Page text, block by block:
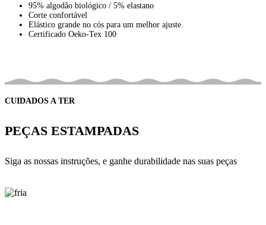
95% algodão biológico / 5% elastano
Corte confortável
Elástico grande no cós para um melhor ajuste.
Certificado Oeko-Tex 100
CUIDADOS A TER
PEÇAS ESTAMPADAS
Siga as nossas instruções, e ganhe durabilidade nas suas peças